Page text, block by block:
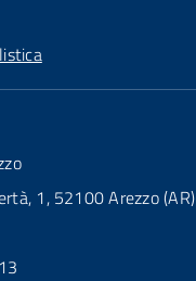
1, 52100 Arezzo (AR)